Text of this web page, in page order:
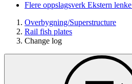
Flere oppslagsverk Ekstern lenke
Overbygning/Superstructure
Rail fish plates
Change log